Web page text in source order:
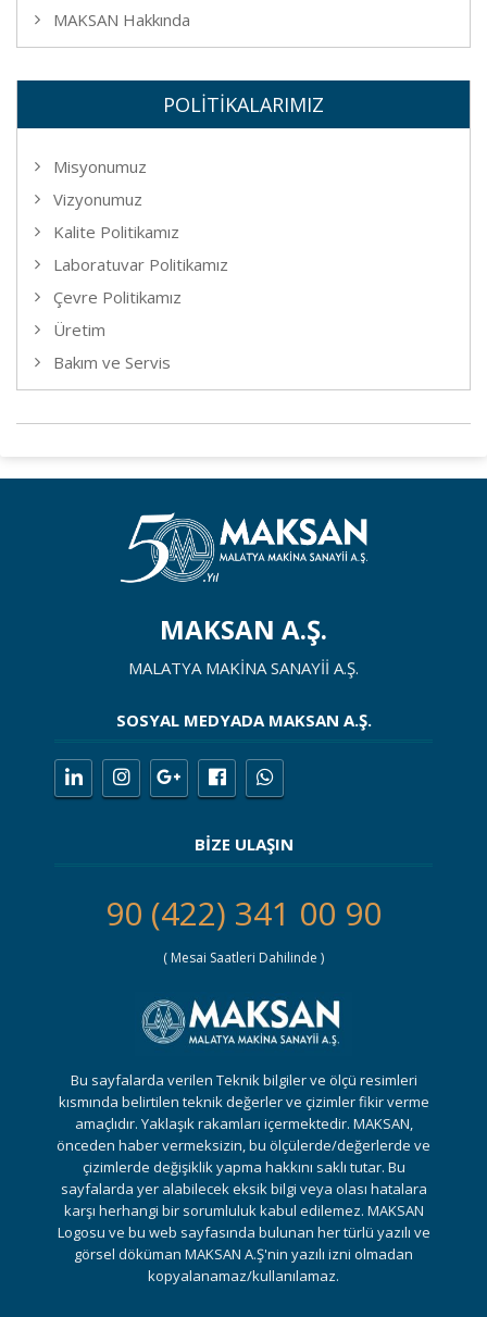
MAKSAN Hakkında
POLİTİKALARIMIZ
Misyonumuz
Vizyonumuz
Kalite Politikamız
Laboratuvar Politikamız
Çevre Politikamız
Üretim
Bakım ve Servis
MAKSAN A.Ş.
MALATYA MAKİNA SANAYİİ A.Ş.
SOSYAL MEDYADA MAKSAN A.Ş.
BİZE ULAŞIN
90 (422) 341 00 90
( Mesai Saatleri Dahilinde )
Bu sayfalarda verilen Teknik bilgiler ve ölçü resimleri
kısmında belirtilen teknik değerler ve çizimler fikir verme
amaçlıdır. Yaklaşık rakamları içermektedir. MAKSAN,
önceden haber vermeksizin, bu ölçülerde/değerlerde ve
çizimlerde değişiklik yapma hakkını saklı tutar. Bu
sayfalarda yer alabilecek eksik bilgi veya olası hatalara
karşı herhangi bir sorumluluk kabul edilemez. MAKSAN
Logosu ve bu web sayfasında bulunan her türlü yazılı ve
görsel döküman MAKSAN A.Ş'nin yazılı izni olmadan
kopyalanamaz/kullanılamaz.